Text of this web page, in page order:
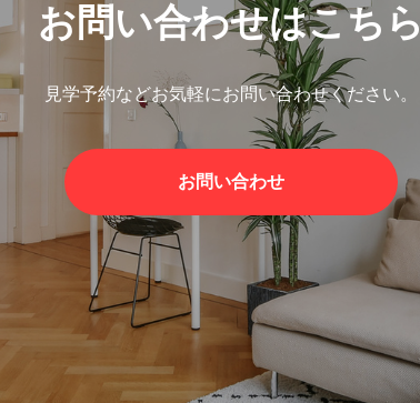
お問い合わせはこちら
見学予約などお気軽にお問い合わせください。
お問い合わせ